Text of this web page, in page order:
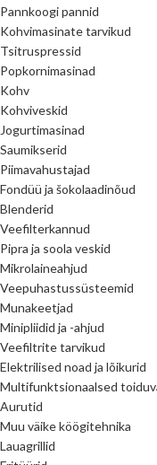
Pannkoogi pannid
Kohvimasinate tarvikud
Tsitruspressid
Popkornimasinad
Kohv
Kohviveskid
Jogurtimasinad
Saumikserid
Piimavahustajad
Fondüü ja šokolaadinõud
Blenderid
Veefilterkannud
Pipra ja soola veskid
Mikrolaineahjud
Veepuhastussüsteemid
Munakeetjad
Minipliidid ja -ahjud
Veefiltrite tarvikud
Elektrilised noad ja lõikurid
Multifunktsionaalsed
Aurutid
Muu väike köögitehnika
Lauagrillid